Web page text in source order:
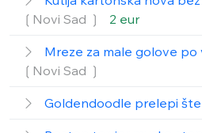
❲Novi Sad ❳
2 eur
Mreze za male golove po
❲Novi Sad ❳
Goldendoodle prelepi